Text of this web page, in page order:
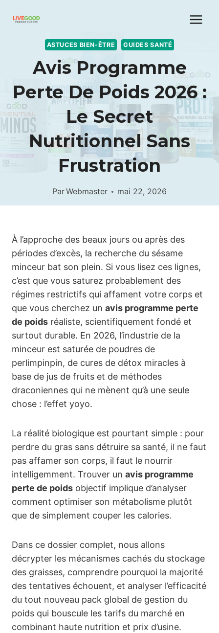
ASTUCES BIEN-ÊTRE GUIDES SANTÉ
Avis Programme
Perte De Poids 2026 :
Le Secret
Nutritionnel Sans
Frustration
ParWebmaster mai 22, 2026
À l’approche des beaux jours ou après des
périodes d’excès, la recherche du sésame
minceur bat son plein. Si vous lisez ces lignes,
c’est que vous saturez probablement des
régimes restrictifs qui affament votre corps et
que vous cherchez un avis programme perte
de poids réaliste, scientifiquement fondé et
surtout durable. En 2026, l’industrie de la
minceur est saturée de poudres de
perlimpinpin, de cures de détox miracles à
base de jus de fruits et de méthodes
draconiennes qui ne mènent qu’à une seule
chose : l’effet yoyo.
La réalité biologique est pourtant simple : pour
perdre du gras sans détruire sa santé, il ne faut
pas affamer son corps, il faut le nourrir
intelligemment. Trouver un avis programme
perte de poids objectif implique d’analyser
comment optimiser son métabolisme plutôt
que de simplement couper les calories.
Dans ce dossier complet, nous allons
décrypter les mécanismes cachés du stockage
des graisses, comprendre pourquoi la majorité
des tentatives échouent, et analyser l’efficacité
du tout nouveau pack global de gestion du
poids qui bouscule les tarifs du marché en
combinant haute nutrition et prix d’usine.